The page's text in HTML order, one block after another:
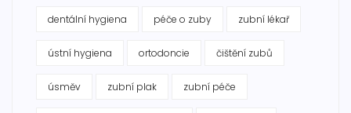
dentální hygiena péče o zuby zubní lékař
ústní hygiena ortodoncie čištění zubů
úsměv zubní plak zubní péče